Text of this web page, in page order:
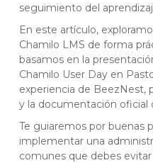
seguimiento del
En este artículo,
Chamilo LMS de forma
basamos en la
Chamilo User Day en
experiencia de BeezNest,
y la documentación oficial
Te guiaremos por buenas
implementar una
comunes que debes